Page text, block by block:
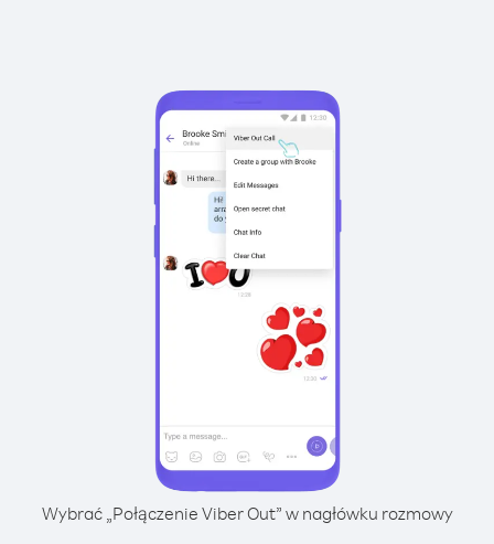
Wybrać „Połączenie Viber Out” w nagłówku rozmowy